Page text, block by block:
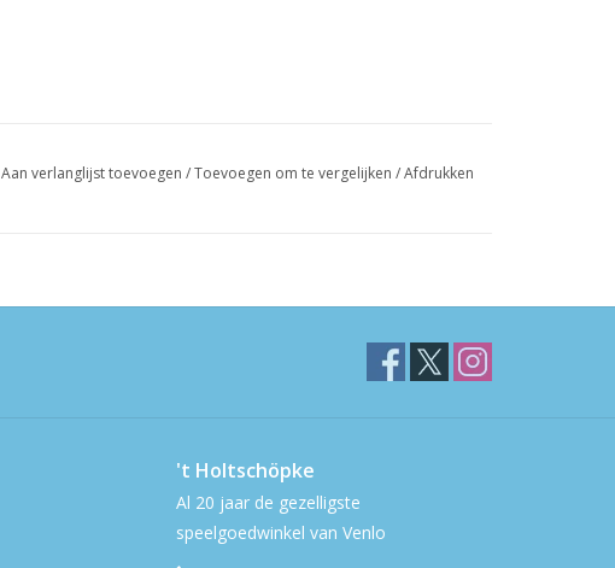
Aan verlanglijst toevoegen /Toevoegen om te vergelijken /Afdrukken
't Holtschöpke
Al 20 jaar de gezelligste
speelgoedwinkel van Venlo